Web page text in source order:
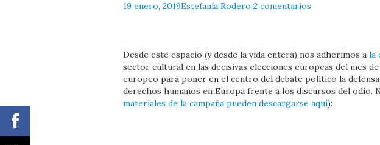
19 enero, 2019Estefanía Rodero 2 comentarios
Desde este espacio (y desde la vida entera) nos adherimos a la
sector cultural en las decisivas elecciones europeas del mes
europeo para poner en el centro del debate político la
derechos humanos en Europa frente a los discursos del odio.
materiales de la campaña pueden descargarse aquí):